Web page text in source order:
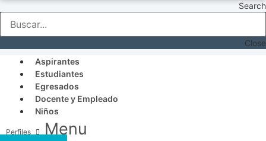
Search
Close
Aspirantes
Estudiantes
Egresados
Docente y Empleado
Niños
Menu